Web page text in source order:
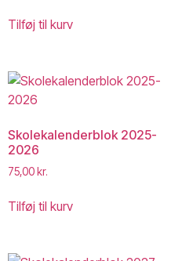
Tilføj til kurv
Skolekalenderblok 2025-
2026
75,00kr.
Tilføj til kurv